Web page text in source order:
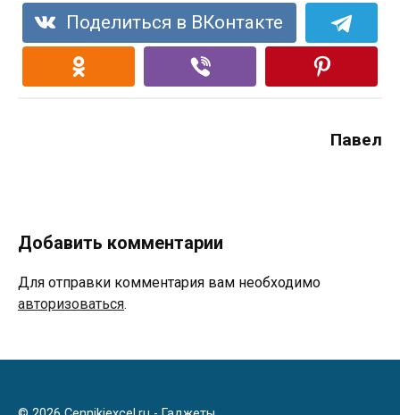
Поделиться в ВКонтакте
Павел
Добавить комментарии
Для отправки комментария вам необходимо
авторизоваться.